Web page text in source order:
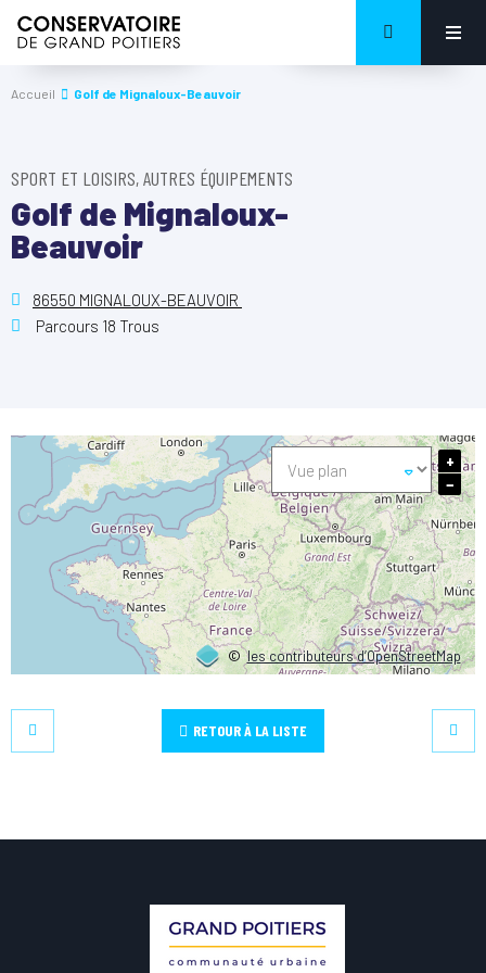
Accueil Golf de Mignaloux-Beauvoir
SPORT ET LOISIRS, AUTRES ÉQUIPEMENTS
Golf de Mignaloux-
Beauvoir
86550 MIGNALOUX-BEAUVOIR
Parcours 18 Trous
©les contributeurs d’OpenStreetMap
+
−
RETOUR À LA LISTE